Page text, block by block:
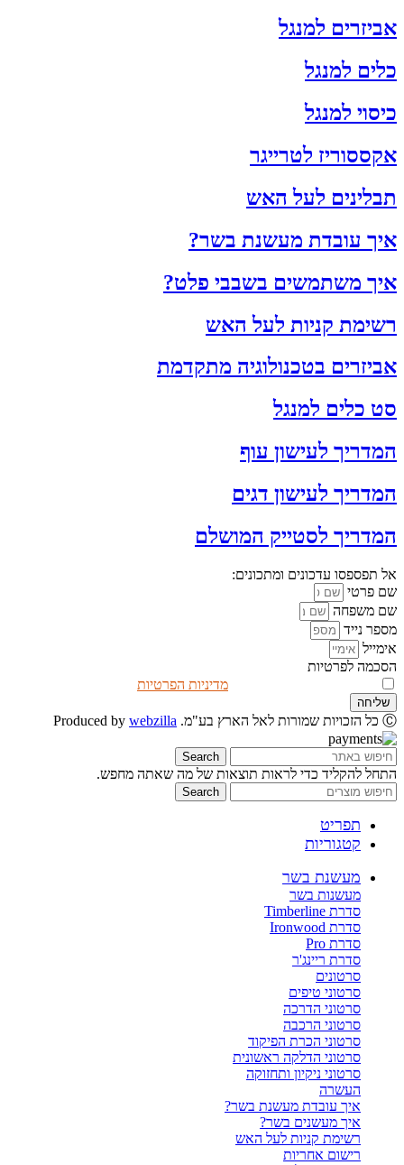
אביזרים למנגל
כלים למנגל
כיסוי למנגל
אקססוריז לטרייגר
תבלינים לעל האש
איך עובדת מעשנת בשר?
איך משתמשים בשבבי פלט?
רשימת קניות לעל האש
אביזרים בטכנולוגיה מתקדמת
סט כלים למנגל
המדריך לעישון עוף
המדריך לעישון דגים
המדריך לסטייק המושלם
אל תפספסו עדכונים ומתכונים:
שם פרטי
שם משפחה
מספר נייד
אימייל
הסכמה לפרטיות
מדיניות הפרטיות
שליחה
Ⓒ כל הזכויות שמורות לאל הארץ בע"מ. Produced by webzilla
Search
התחל להקליד כדי לראות תוצאות של מה שאתה מחפש.
Search
תפריט
קטגוריות
מעשנת בשר
מעשנות בשר
סדרת Timberline
סדרת Ironwood
סדרת Pro
סדרת ריינג'ר
סרטונים
סרטוני טיפים
סרטוני הדרכה
סרטוני הרכבה
סרטוני הכרת הפיקוד
סרטוני הדלקה ראשונית
סרטוני ניקיון ותחזוקה
העשרה
איך עובדת מעשנת בשר?
איך מעשנים בשר?
רשימת קניות לעל האש
רישום אחריות